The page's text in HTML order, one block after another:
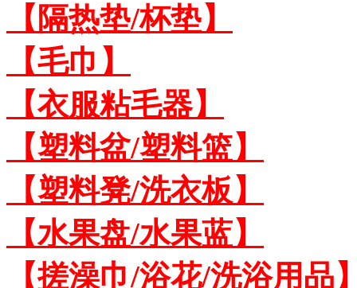
【隔热垫/杯垫】
【毛巾】
【衣服粘毛器】
【塑料盆/塑料篮】
【塑料凳/洗衣板】
【水果盘/水果蓝】
【搓澡巾/浴花/洗浴用品